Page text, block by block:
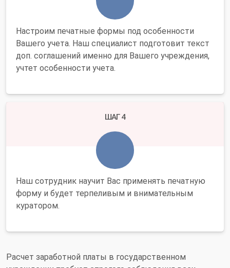
Настроим печатные формы под особенности
Вашего учета. Наш специалист подготовит текст
доп. соглашений именно для Вашего учреждения,
учтет особенности учета.
ШАГ 4
Наш сотрудник научит Вас применять печатную
форму и будет терпеливым и внимательным
куратором.
Расчет заработной платы в государственном